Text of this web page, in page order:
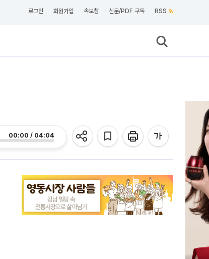
로그인 회원가입 속보창 신문/PDF 구독 RSS
00:00 / 04:04